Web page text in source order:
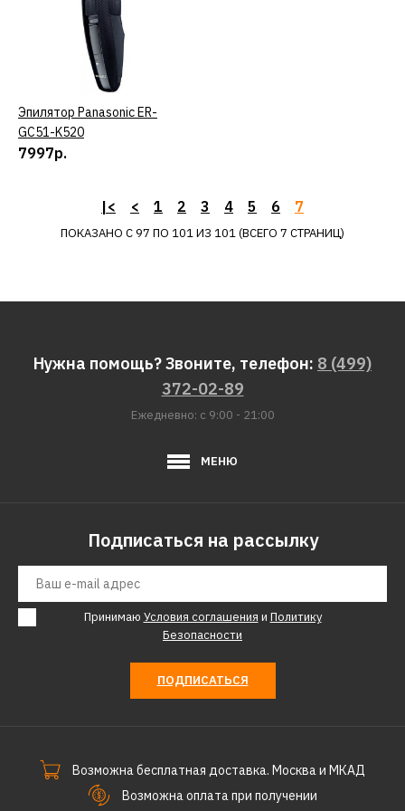
23210р.
Эпилятор Panasonic ER-
GC51-K520
7997р.
ДОБАВИТЬ К СРАВНЕНИЮ
КУПИТЬ
Эпилятор Panasonic ER-
GC51-K520
7997р.
|< < 1 2 3 4 5 6 7
ПОКАЗАНО С 97 ПО 101 ИЗ 101 (ВСЕГО 7 СТРАНИЦ)
Нужна помощь? Звоните, телефон: 8 (499)
372-02-89
Ежедневно: с 9:00 - 21:00
МЕНЮ
Подписаться на рассылку
Принимаю Условия соглашения и Политику
Безопасности
ПОДПИСАТЬСЯ
Возможна бесплатная доставка. Москва и МКАД
Возможна оплата при получении